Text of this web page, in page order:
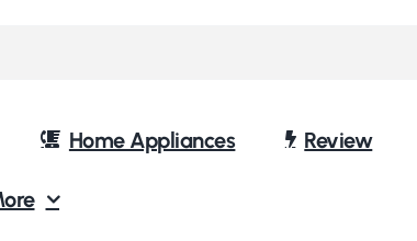
Home Appliances Review